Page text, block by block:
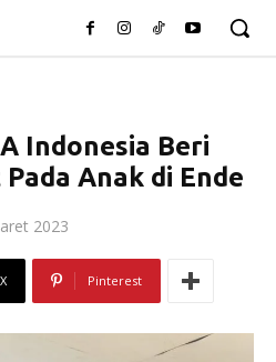
Indonesia Beri
Anak di Ende
2023
X Pinterest